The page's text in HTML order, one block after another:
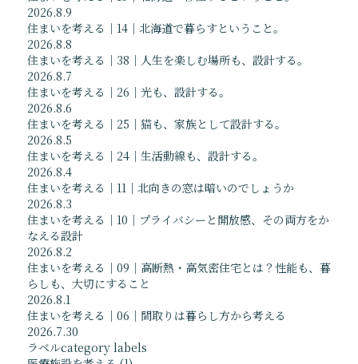
受賞等
News
最新情報
医療施設を考える
住まいを考える
Photolog
建築視察
現場進行状況
イベント情報
ブログ
お知らせ
掲載情報
Flow
おしごとの内容と流れ
Media
メディア掲載情報
書籍
ウェブサイト
その他
よくあるご質問
2026.8.9
住まいを考える｜14｜北海道で暮らすということ。
2026.8.8
住まいを考える｜38｜人生を楽しむ場所も、設計する。
2026.8.7
住まいを考える｜26｜光も、設計する。
2026.8.6
住まいを考える｜25｜猫も、家族として設計する。
2026.8.5
住まいを考える｜24｜生活動線も、設計する。
2026.8.4
住まいを考える｜11｜北向きの窓は暗いのでしょうか
2026.8.3
住まいを考える｜10｜プライバシーと開放感、その両方をか
なえる設計
2026.8.2
住まいを考える｜09｜高断熱・高気密住宅とは？性能も、暮
らしも、大切にすること
2026.8.1
住まいを考える｜06｜間取りは暮らし方から考える
2026.7.30
ラベルcategory labels